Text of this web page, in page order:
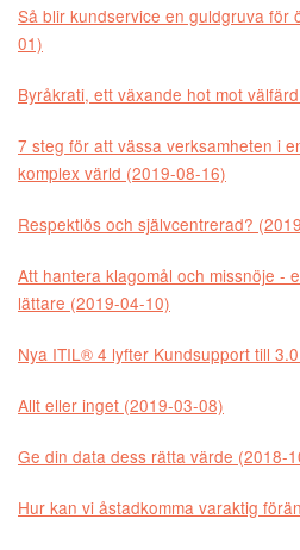
Så blir kundservice en guldgruva för
01)
Byråkrati, ett växande hot mot
7 steg för att vässa verksamheten i
komplex värld (2019-08-16)
Respektlös och självcentrerad?
Att hantera klagomål och missnöje -
lättare (2019-04-10)
Nya ITIL® 4 lyfter Kundsupport till
Allt eller inget (2019-03-08)
Ge din data dess rätta värde (2018-
Hur kan vi åstadkomma varaktig